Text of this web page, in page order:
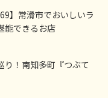
】常滑市でおいしいラ
能できるお店
り！南知多町『つぶて